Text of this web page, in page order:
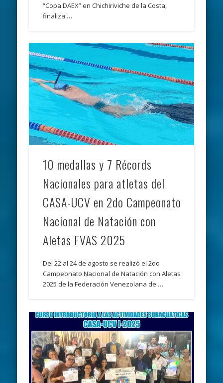
“Copa DAEX” en Chichiriviche de la Costa,
finaliza …
10 medallas y 7 Récords
Nacionales para atletas del
CASA-UCV en 2do Campeonato
Nacional de Natación con
Aletas FVAS 2025
Del 22 al 24 de agosto se realizó el 2do
Campeonato Nacional de Natación con Aletas
2025 de la Federación Venezolana de …